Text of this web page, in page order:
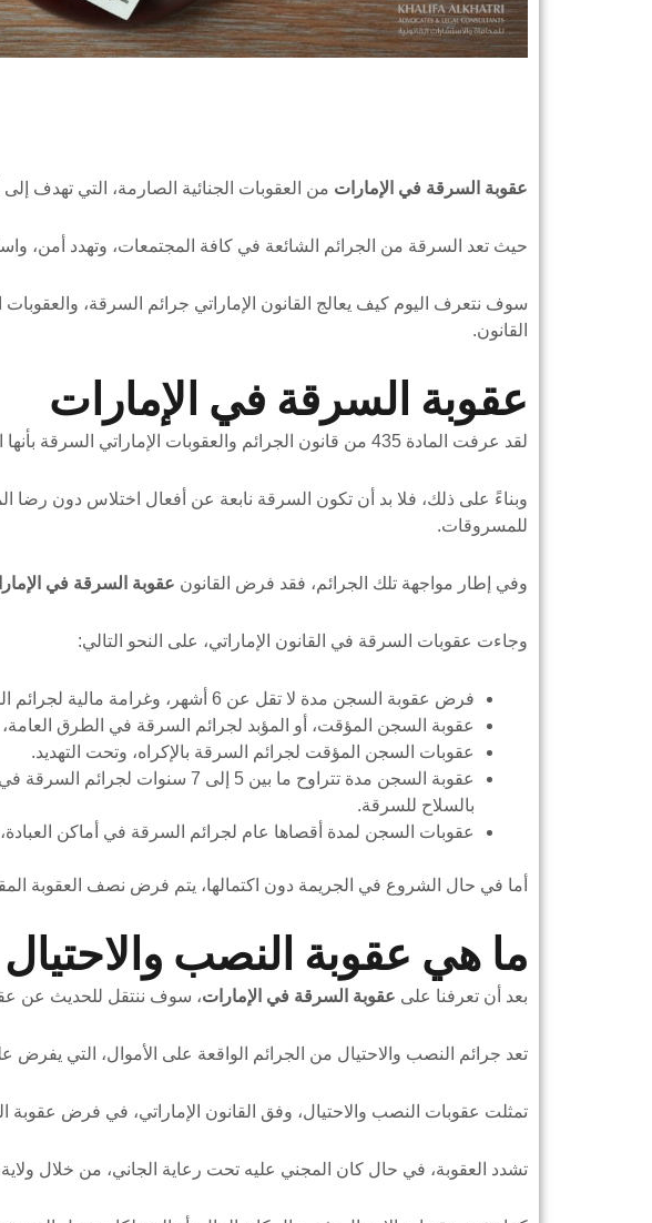
عقوبة السرقة في الإمارات من العقوبات الجنائية الصارمة، التي تهدف
حيث تعد السرقة من الجرائم الشائعة في كافة المجتمعات، وتهدد أمن،
سوف نتعرف اليوم كيف يعالج القانون الإماراتي جرائم السرقة، والعقوبات
القانون.
عقوبة السرقة في الإمارات
لقد عرفت المادة 435 من قانون الجرائم والعقوبات الإماراتي السرقة بأنها اختلاس الجاني مالك مملوك للغير.
وبناءً على ذلك، فلا بد أن تكون السرقة نابعة عن أفعال اختلاس دون رضا
للمسروقات.
وفي إطار مواجهة تلك الجرائم، فقد فرض القانون عقوبة السرقة في
وجاءت عقوبات السرقة في القانون الإماراتي، على النحو التالي:
فرض عقوبة السجن مدة لا تقل عن 6 أشهر، وغرامة مالية لجرائم السرقة البسيطة.
عقوبة السجن المؤقت، أو المؤبد لجرائم السرقة في الطرق
عقوبات السجن المؤقت لجرائم السرقة بالإكراه، وتحت التهديد.
عقوبة السجن مدة تتراوح ما بين 5 إلى 7
بالسلاح للسرقة.
عقوبات السجن لمدة أقصاها عام لجرائم السرقة في أماكن
أما في حال الشروع في الجريمة دون اكتمالها، يتم فرض نصف العقوبة
ما هي عقوبة النصب
بعد أن تعرفنا على عقوبة السرقة في الإمارات، سوف ننتقل للحديث عن
تعد جرائم النصب والاحتيال من الجرائم الواقعة على الأموال، التي يفرض
تمثلت عقوبات النصب والاحتيال، وفق القانون الإماراتي، في فرض عقوبة
تشدد العقوبة، في حال كان المجني عليه تحت رعاية الجاني، من خلال